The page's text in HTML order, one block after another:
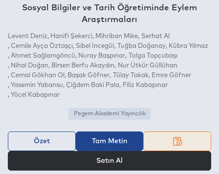
Sosyal Bilgiler ve Tarih Öğretiminde Eylem
Araştırmaları
Levent Deniz Hanifi Şekerci Mihriban Mike
Serhat Al
Cemile Ayça Öztaşçı
Sibel İncegül Tuğba Doğanay
Kübra Yılmaz
Ahmet Sağlamgöncü
Nuray Başpınar
Tolga Topçubaşı
Nihal Doğan
Birsen Berfu Akaydın
Nur Ütkür Güllühan
Cemal Gökhan Ol
Başak Göfner Tülay Takak
Emre Göfner
Yasemin Yabansu
Çiğdem Baki Pala
Filiz Kabapınar
Yücel Kabapınar
Pegem Akademi Yayıncılık
Özet Tam Metin
Satın Al